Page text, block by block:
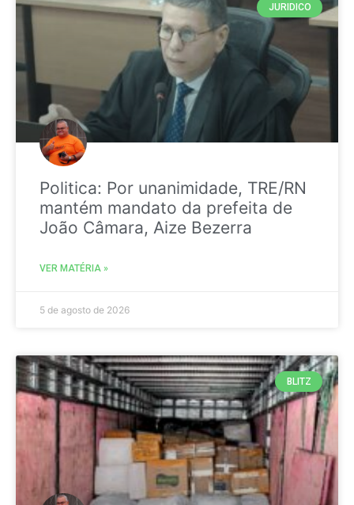
JURIDICO
Politica: Por unanimidade, TRE/RN
mantém mandato da prefeita de
João Câmara, Aize Bezerra
VER MATÉRIA »
5 de agosto de 2026
BLITZ